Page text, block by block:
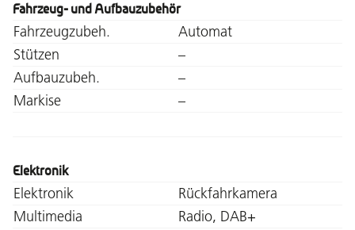
Fahrzeug- und Aufbauzubehör
Fahrzeugzubeh.
Automat
Stützen
–
Aufbauzubeh.
–
Markise
–
Elektronik
Elektronik
Rückfahrkamera
Multimedia
Radio, DAB+